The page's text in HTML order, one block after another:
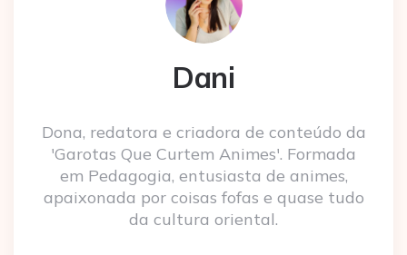
Dani
Dona, redatora e criadora de conteúdo da
'Garotas Que Curtem Animes'. Formada
em Pedagogia, entusiasta de animes,
apaixonada por coisas fofas e quase tudo
da cultura oriental.